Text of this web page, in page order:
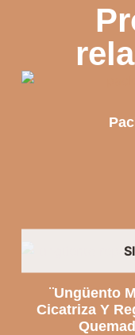
¨Ungüento
Cicatriza Y